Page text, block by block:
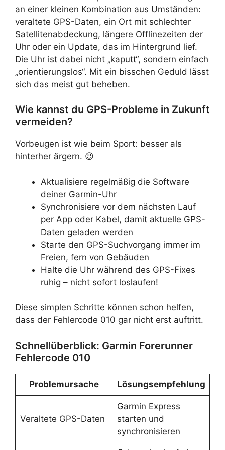
an einer kleinen Kombination aus Umständen:
veraltete GPS-Daten, ein Ort mit schlechter
Satellitenabdeckung, längere Offlinezeiten der
Uhr oder ein Update, das im Hintergrund lief.
Die Uhr ist dabei nicht „kaputt“, sondern einfach
„orientierungslos“. Mit ein bisschen Geduld lässt
sich das meist gut beheben.
Wie kannst du GPS-Probleme in Zukunft
vermeiden?
Vorbeugen ist wie beim Sport: besser als
hinterher ärgern. 😉
Aktualisiere regelmäßig die Software
deiner Garmin-Uhr
Synchronisiere vor dem nächsten Lauf
per App oder Kabel, damit aktuelle GPS-
Daten geladen werden
Starte den GPS-Suchvorgang immer im
Freien, fern von Gebäuden
Halte die Uhr während des GPS-Fixes
ruhig – nicht sofort loslaufen!
Diese simplen Schritte können schon helfen,
dass der Fehlercode 010 gar nicht erst auftritt.
Schnellüberblick: Garmin Forerunner
Fehlercode 010
Problemursache Lösungsempfehlung
Veraltete GPS-Daten
Garmin Express
starten und
synchronisieren